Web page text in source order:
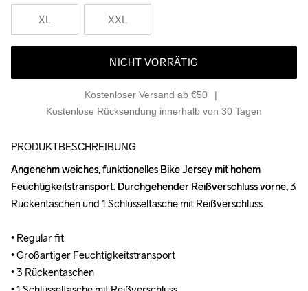
XL XXL
NICHT VORRÄTIG
Kostenloser Versand ab €50
Kostenlose Rücksendung innerhalb von 30 Tagen
PRODUKTBESCHREIBUNG
Angenehm weiches, funktionelles Bike Jersey mit hohem
Feuchtigkeitstransport. Durchgehender Reißverschluss vorne, 3
Rückentaschen und 1 Schlüsseltasche mit Reißverschluss.
• Regular fit
• Großartiger Feuchtigkeitstransport
• 3 Rückentaschen
Angenehm weiches, funktionelles Bike Jersey mit hohem
Feuchtigkeitstransport. Durchgehender Reißverschluss vorne, 3
Rückentaschen und 1 Schlüsseltasche mit Reißverschluss.
• Regular fit
• Großartiger Feuchtigkeitstransport
• 3 Rückentaschen